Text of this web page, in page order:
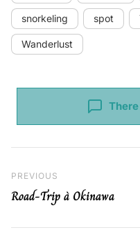
snorkeling spot
Wanderlust
Previous Post
PREVIOUS
Road-Trip à Okinawa